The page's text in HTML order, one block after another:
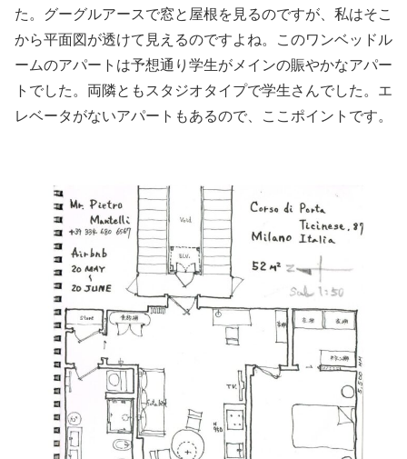
た。グーグルアースで窓と屋根を見るのですが、私はそこ
から平面図が透けて見えるのですよね。このワンベッドル
ームのアパートは予想通り学生がメインの賑やかなアパー
トでした。両隣ともスタジオタイプで学生さんでした。エ
レベータがないアパートもあるので、ここポイントです。